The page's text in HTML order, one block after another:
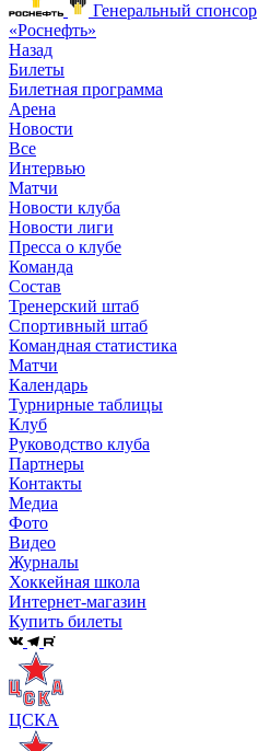
Генеральный спонсор
«Роснефть»
Назад
Билеты
Билетная программа
Арена
Новости
Все
Интервью
Матчи
Новости клуба
Новости лиги
Пресса о клубе
Команда
Состав
Тренерский штаб
Спортивный штаб
Командная статистика
Матчи
Календарь
Турнирные таблицы
Клуб
Руководство клуба
Партнеры
Контакты
Медиа
Фото
Видео
Журналы
Хоккейная школа
Интернет-магазин
Купить билеты
ЦСКА